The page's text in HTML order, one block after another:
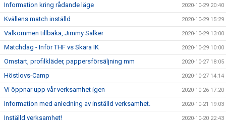
Information kring rådande läge 2020-10-29 20:40
Kvällens match inställd 2020-10-29 15:29
Välkommen tillbaka, Jimmy Salker 2020-10-29 13:00
Matchdag - Inför THF vs Skara IK 2020-10-29 10:00
Omstart, profilkläder, pappersförsäljning mm 2020-10-27 18:05
Höstlovs-Camp 2020-10-27 14:14
Vi öppnar upp vår verksamhet igen 2020-10-26 17:20
Information med anledning av inställd verksamhet. 2020-10-21 19:03
Inställd verksamhet! 2020-10-20 22:43